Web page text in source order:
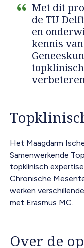
Met dit
de TU
en
kennis
Het Maagdarm
Samenwerkende
topklinisch
Chronische
werken
met Erasmus MC.
Over de